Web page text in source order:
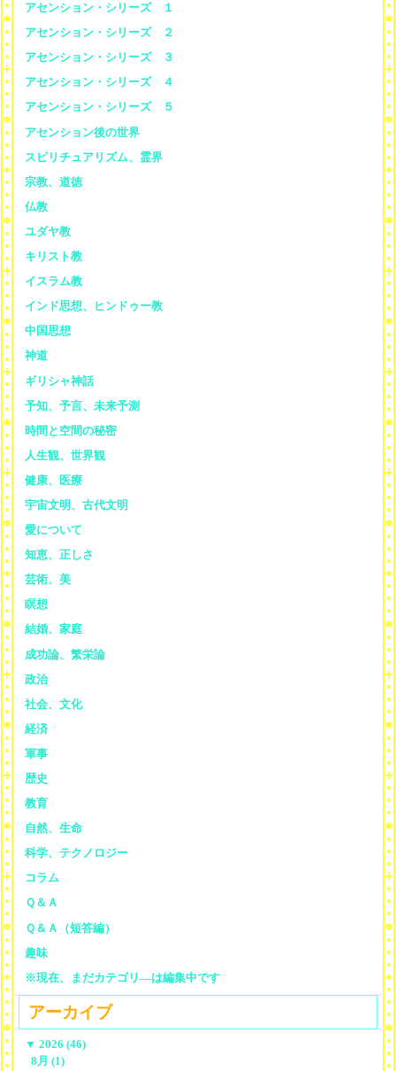
アセンション・シリーズ １
アセンション・シリーズ ２
アセンション・シリーズ ３
アセンション・シリーズ ４
アセンション・シリーズ ５
アセンション後の世界
スピリチュアリズム、霊界
宗教、道徳
仏教
ユダヤ教
キリスト教
イスラム教
インド思想、ヒンドゥー教
中国思想
神道
ギリシャ神話
予知、予言、未来予測
時間と空間の秘密
人生観、世界観
健康、医療
宇宙文明、古代文明
愛について
知恵、正しさ
芸術、美
瞑想
結婚、家庭
成功論、繁栄論
政治
社会、文化
経済
軍事
歴史
教育
自然、生命
科学、テクノロジー
コラム
Ｑ＆Ａ
Ｑ＆Ａ（短答編）
趣味
※現在、まだカテゴリ—は編集中です
アーカイブ
▼ 2026 (46)
8月 (1)